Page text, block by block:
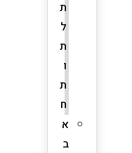
ת
ל
ת
ו
ת
ח
א
ב